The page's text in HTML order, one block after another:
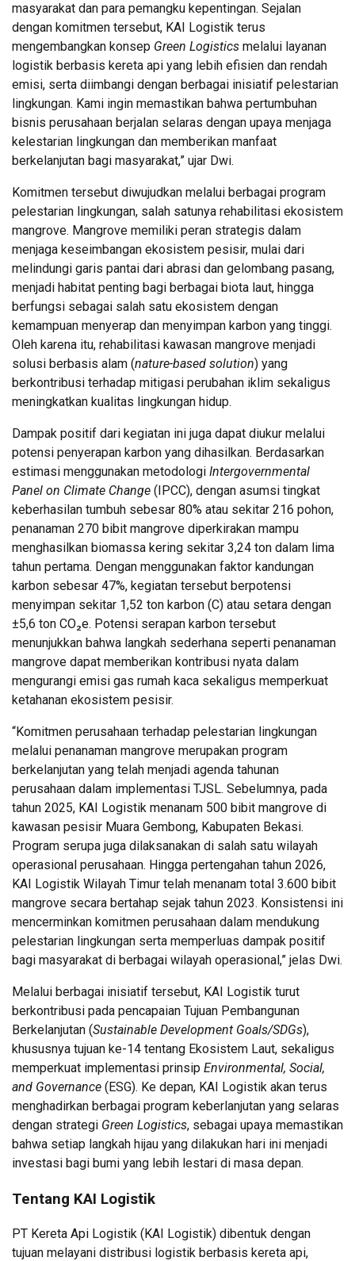
masyarakat dan para pemangku kepentingan. Sejalan
dengan komitmen tersebut, KAI Logistik terus
mengembangkan konsep Green Logistics melalui layanan
logistik berbasis kereta api yang lebih efisien dan rendah
emisi, serta diimbangi dengan berbagai inisiatif pelestarian
lingkungan. Kami ingin memastikan bahwa pertumbuhan
bisnis perusahaan berjalan selaras dengan upaya menjaga
kelestarian lingkungan dan memberikan manfaat
berkelanjutan bagi masyarakat,” ujar Dwi.
Komitmen tersebut diwujudkan melalui berbagai program
pelestarian lingkungan, salah satunya rehabilitasi ekosistem
mangrove. Mangrove memiliki peran strategis dalam
menjaga keseimbangan ekosistem pesisir, mulai dari
melindungi garis pantai dari abrasi dan gelombang pasang,
menjadi habitat penting bagi berbagai biota laut, hingga
berfungsi sebagai salah satu ekosistem dengan
kemampuan menyerap dan menyimpan karbon yang tinggi.
Oleh karena itu, rehabilitasi kawasan mangrove menjadi
solusi berbasis alam (nature-based solution) yang
berkontribusi terhadap mitigasi perubahan iklim sekaligus
meningkatkan kualitas lingkungan hidup.
Dampak positif dari kegiatan ini juga dapat diukur melalui
potensi penyerapan karbon yang dihasilkan. Berdasarkan
estimasi menggunakan metodologi Intergovernmental
Panel on Climate Change (IPCC), dengan asumsi tingkat
keberhasilan tumbuh sebesar 80% atau sekitar 216 pohon,
penanaman 270 bibit mangrove diperkirakan mampu
menghasilkan biomassa kering sekitar 3,24 ton dalam lima
tahun pertama. Dengan menggunakan faktor kandungan
karbon sebesar 47%, kegiatan tersebut berpotensi
menyimpan sekitar 1,52 ton karbon (C) atau setara dengan
±5,6 ton CO₂e. Potensi serapan karbon tersebut
menunjukkan bahwa langkah sederhana seperti penanaman
mangrove dapat memberikan kontribusi nyata dalam
mengurangi emisi gas rumah kaca sekaligus memperkuat
ketahanan ekosistem pesisir.
“Komitmen perusahaan terhadap pelestarian lingkungan
melalui penanaman mangrove merupakan program
berkelanjutan yang telah menjadi agenda tahunan
perusahaan dalam implementasi TJSL. Sebelumnya, pada
tahun 2025, KAI Logistik menanam 500 bibit mangrove di
kawasan pesisir Muara Gembong, Kabupaten Bekasi.
Program serupa juga dilaksanakan di salah satu wilayah
operasional perusahaan. Hingga pertengahan tahun 2026,
KAI Logistik Wilayah Timur telah menanam total 3.600 bibit
mangrove secara bertahap sejak tahun 2023. Konsistensi ini
mencerminkan komitmen perusahaan dalam mendukung
pelestarian lingkungan serta memperluas dampak positif
bagi masyarakat di berbagai wilayah operasional,” jelas Dwi.
Melalui berbagai inisiatif tersebut, KAI Logistik turut
berkontribusi pada pencapaian Tujuan Pembangunan
Berkelanjutan (Sustainable Development Goals/SDGs),
khususnya tujuan ke-14 tentang Ekosistem Laut, sekaligus
memperkuat implementasi prinsip Environmental, Social,
and Governance (ESG). Ke depan, KAI Logistik akan terus
menghadirkan berbagai program keberlanjutan yang selaras
dengan strategi Green Logistics, sebagai upaya memastikan
bahwa setiap langkah hijau yang dilakukan hari ini menjadi
investasi bagi bumi yang lebih lestari di masa depan.
Tentang KAI Logistik
PT Kereta Api Logistik (KAI Logistik) dibentuk dengan
tujuan melayani distribusi logistik berbasis kereta api,